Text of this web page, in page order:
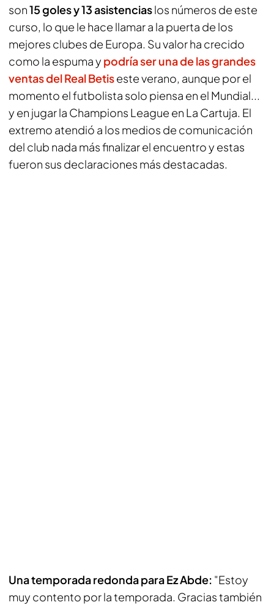
son15 goles y 13 asistenciaslos números de este
curso, lo que le hace llamar a la puerta de los
mejores clubes de Europa. Su valor ha crecido
como la espuma y podría ser una de las grandes
ventas del Real Betiseste verano, aunque por el
momento el futbolista solo piensa en el Mundial...
y en jugar la Champions League en La Cartuja. El
extremo atendió a los medios de comunicación
del club nada más finalizar el encuentro y estas
fueron sus declaraciones más destacadas.
Una temporada redonda para Ez Abde: "Estoy
muy contento por la temporada. Gracias también